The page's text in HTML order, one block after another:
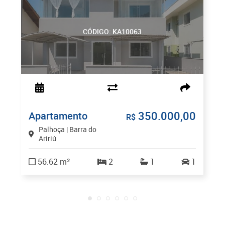
CÓDIGO: KA10063
Apartamento
Palhoça | Barra do
Aririú
R$ 350.000,00
56.62 m² 2 1 1